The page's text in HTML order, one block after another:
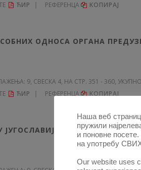
ЋИР РЕФЕРЕНЦА KОПИРАЈ
ОДНОСА ОРГАНА
9, СВЕСКА 4, НА СТР. 351 - 360,
ЋИР РЕФЕРЕНЦА KОПИРАЈ
Наша веб
пружили
и поновне посете.
на употребу
Our website uses